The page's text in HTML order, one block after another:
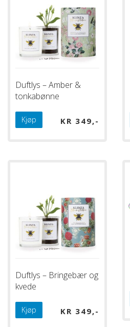
Duftlys – Amber &
tonkabønne
KR 349
Kjøp
Duftlys – Bringebær og
kvede
KR 349
Kjøp